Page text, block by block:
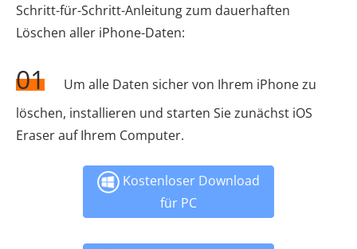
Schritt-für-Schritt-Anleitung zum dauerhaften
Löschen aller iPhone-Daten:
01
Um alle Daten sicher von Ihrem iPhone zu
löschen, installieren und starten Sie zunächst iOS
Eraser auf Ihrem Computer.
Kostenloser Download
für PC